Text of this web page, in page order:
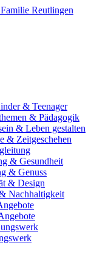
& Teenager
& Pädagogik
& Leben gestalten
& Zeitgeschehen
& Gesundheit
& Genuss
& Design
Nachhaltigkeit